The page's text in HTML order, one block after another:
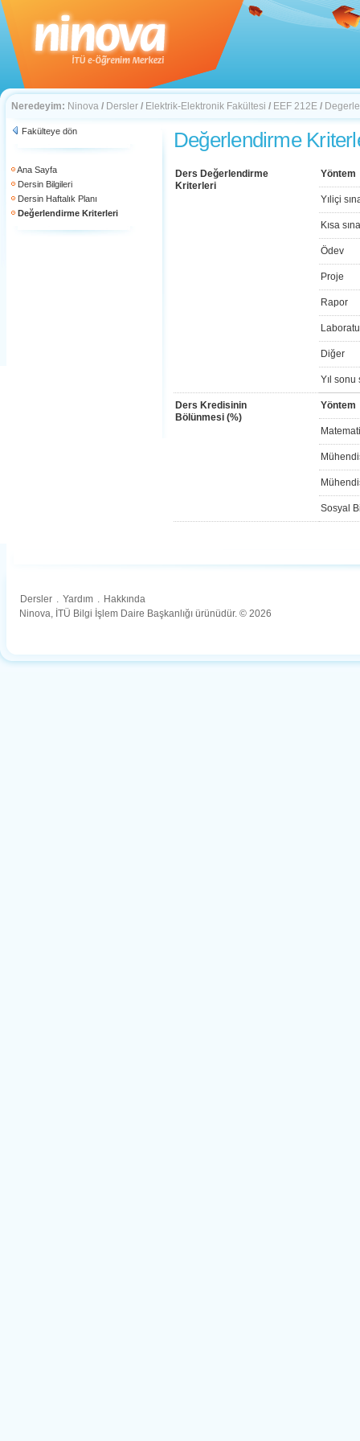
Neredeyim: Ninova / Dersler / Elektrik-Elektronik Fakültesi / EEF 212E /
Fakülteye dön
Ana Sayfa
Dersin Bilgileri
Dersin Haftalık Planı
Değerlendirme Kriterleri
Değerlendirme
Ders Değerlendirme
Kriterleri
Yöntem
Yıliçi
Kısa
Ödev
Proje
Rapor
Diğer
Yıl sonu
Ders Kredisinin
Bölünmesi (%)
Yöntem
Sosyal
Dersler . Yardım . Hakkında
Ninova, İTÜ Bilgi İşlem Daire Başkanlığı ürünüdür. © 2026